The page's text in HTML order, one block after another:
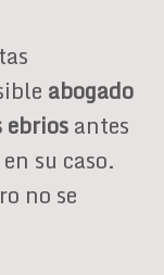
abogado
ebriosantes
su caso.
no se